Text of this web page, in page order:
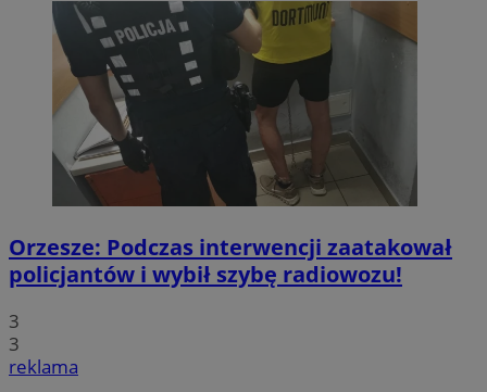
Orzesze: Podczas interwencji zaatakował
policjantów i wybił szybę radiowozu!
3
3
reklama